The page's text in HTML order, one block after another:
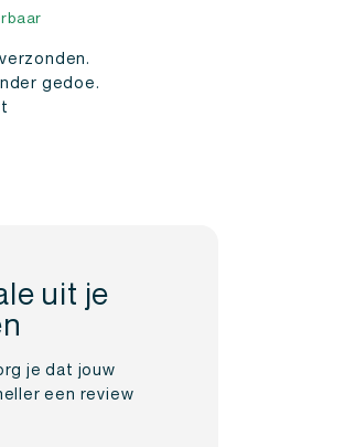
gedoe.
uit je
je dat jouw
een review